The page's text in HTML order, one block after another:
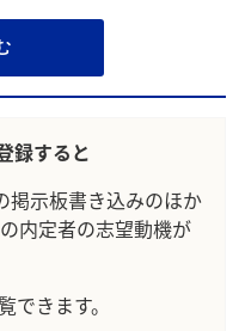
録すると
掲示板書き込みのほか
内定者の志望動機が
できます。